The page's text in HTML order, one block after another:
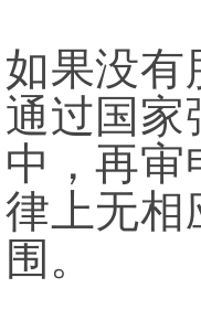
如果没有
通过国家
中，再审
律上无相
围。